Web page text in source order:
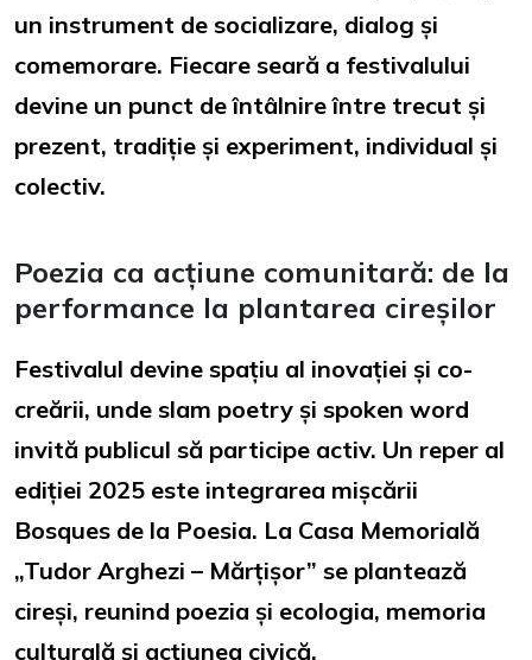
un instrument de socializare, dialog și
comemorare. Fiecare seară a festivalului
devine un punct de întâlnire între trecut și
prezent, tradiție și experiment, individual și
colectiv.
Poezia ca acțiune comunitară: de la
performance la plantarea cireșilor
Festivalul devine spațiu al inovației și co-
creării, unde slam poetry și spoken word
invită publicul să participe activ. Un reper al
ediției 2025 este integrarea mișcării
Bosques de la Poesia. La Casa Memorială
„Tudor Arghezi – Mărțișor” se plantează
cireși, reunind poezia și ecologia, memoria
culturală și acțiunea civică.